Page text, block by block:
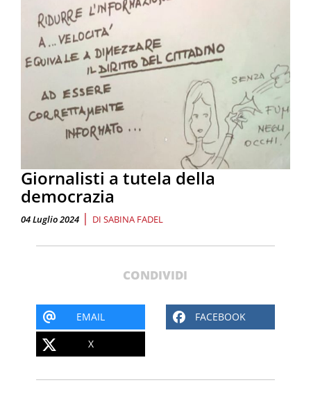
Giornalisti a tutela della
democrazia
04 Luglio 2024 | DI SABINA FADEL
CONDIVIDI
EMAIL FACEBOOK
X